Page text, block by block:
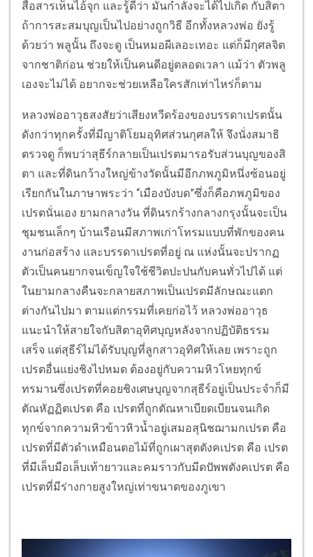
สื่อสารเห็นไอ้จุก และรู้ดีว่า มันกำลังจะได้ไปเกิด กับสิตา
ถ้าการสะสมบุญเป็นไปอย่างถูกวิธี อีกทั้งหลวงพ่อ ยังรู้
ด้วยว่า พลูนั้น ถึงจะดู เป็นหมอผีเลอะเทอะ แต่ก็มีกุศลจิต
จากชาติก่อน ช่วยให้เป็นคนดีอยู่ตลอดเวลา แม้ว่า ตัวพลู
เองจะไม่ได้ อยากจะช่วยเหลือใครสักเท่าไหร่ก็ตาม
หลวงพ่ออาวุธสงสัยว่าเสียงหวีดร้องของบรรดาเปรตนั้น
ดังกว่าทุกครั้งที่มีญาติโยมอุทิศส่วนกุศลให้ จึงนั่งสมาธิ
ตรวจดู ก็พบว่าสุธีร์กลายเป็นเปรตมารอรับส่วนบุญของสิ
ตา และที่ดินกว้างใหญ่ข้างวัดนั้นมีอีกภพภูมิหนึ่งซ้อนอยู่
เรียกกันในภาษาพระว่า “เมืองบังบด”ซึ่งก็คือภพภูมิของ
เปรตนั่นเอง ยามกลางวัน ที่ดินรกร้างกลางกรุงนั้นจะเป็น
ชุมชนเล็กๆ บ้านเรือนมีสภาพเก่าโทรมแบบที่พักของคน
งานก่อสร้าง และบรรดาเปรตที่อยู่ ณ แห่งนั้นจะปรากฏ
ตัวเป็นคนยากจนเข็ญใจใช้ชีวิตปะปนกับคนทั่วไปได้ แต่
ในยามกลางคืนจะกลายสภาพเป็นเปรตมีลักษณะแตก
ต่างกันไปมา ตามแต่กรรมที่เคยก่อไว้ หลวงพ่ออาวุธ
แนะนำให้สายใจกับสิตาอุทิศบุญหลังจากปฏิบัติธรรม
เสร็จ แต่สุธีร์ไม่ได้รับบุญที่ลูกสาวอุทิศให้เลย เพราะถูก
เปรตอื่นแย่งชิงไปหมด ต้องอยู่กับความหิวโหยทุกข์
ทรมานซึ่งเปรตที่คอยชิงเศษบุญจากสุธีร์อยู่เป็นประจำก็มี
ตัณหัฏฏิตเปรต คือ เปรตที่ถูกตัณหาเบียดเบียนจนเกิด
ทุกข์จากความหิวข้าวหิวน้ำอยู่เสมอสุนิชฌามกเปรต คือ
เปรตที่มีตัวดำเหมือนตอไม้ที่ถูกเผาสุตตังคเปรต คือ เปรต
ที่มีเล็บมือเล็บเท้ายาวและคมราวกับมีดปัพพตังคเปรต คือ
เปรตที่มีร่างกายสูงใหญ่เท่าขนาดของภูเขา